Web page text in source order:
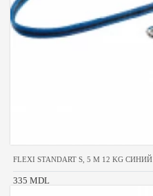
FLEXI STANDART S, 5 M 12 KG СИНИЙ
335 MDL